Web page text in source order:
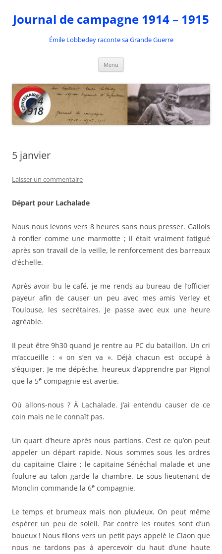
contenu
Journal de campagne 1914 – 1915
Émile Lobbedey raconte sa Grande Guerre
Menu
5 janvier
Laisser un commentaire
Départ pour Lachalade
Nous nous levons vers 8 heures sans nous presser. Gallois
à ronfler comme une marmotte ; il était vraiment fatigué
après son travail de la veille, le renforcement des barreaux
d’échelle.
Après avoir bu le café, je me rends au bureau de l’officier
payeur afin de causer un peu avec mes amis Verley et
Toulouse, les secrétaires. Je passe avec eux une heure
agréable.
Il peut être 9h30 quand je rentre au PC du bataillon. Un cri
m’accueille : « on s’en va ». Déjà chacun est occupé à
s’équiper. Je me dépêche, heureux d’apprendre par Pignol
que la 5e compagnie est avertie.
Où allons-nous ? À Lachalade. J’ai entendu causer de ce
coin mais ne le connaît pas.
Un quart d’heure après nous partions. C’est ce qu’on peut
appeler un départ rapide. Nous sommes sous les ordres
du capitaine Claire ; le capitaine Sénéchal malade et une
foulure au talon garde la chambre. Le sous-lieutenant de
Monclin commande la 6e compagnie.
Le temps et brumeux mais non pluvieux. On peut même
espérer un peu de soleil. Par contre les routes sont d’un
boueux ! Nous filons vers un petit pays appelé le Claon que
nous ne tardons pas à apercevoir du haut d’une haute